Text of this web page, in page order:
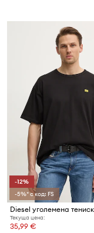
-12%
-5%* с код: FS
Текуща цена:
35,99 €